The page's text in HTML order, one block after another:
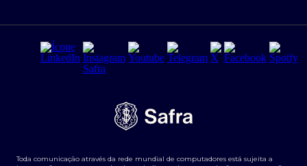
Segurança da Informação
Tarifas e serviços Pessoa Física
Transparência de remuneração
Derivativos
Agronegócios
Toda comunicação através da rede mundial de computadores está sujeita a